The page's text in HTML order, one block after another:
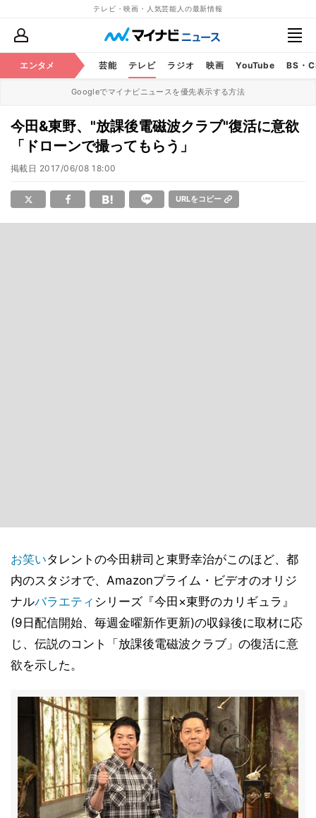
テレビ・映画・人気芸能人の最新情報
エンタメ 芸能 テレビ ラジオ 映画 YouTube BS・
Googleでマイナビニュースを優先表示する方法
今田&東野、"放課後電磁波クラブ"復活に意欲
「ドローンで撮ってもらう」
掲載日 2017/06/08 18:00
URLをコピー
お笑いタレントの今田耕司と東野幸治がこのほど、都
内のスタジオで、Amazonプライム・ビデオのオリジ
ナルバラエティ シリーズ『今田×東野のカリギュラ』
(9日配信開始、毎週金曜新作更新)の収録後に取材に応
じ、伝説のコント「放課後電磁波クラブ」の復活に意
欲を示した。